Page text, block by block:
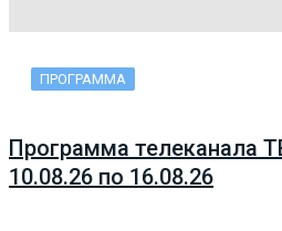
ПРОГРАММА
Программа телеканала
10.08.26 по 16.08.26